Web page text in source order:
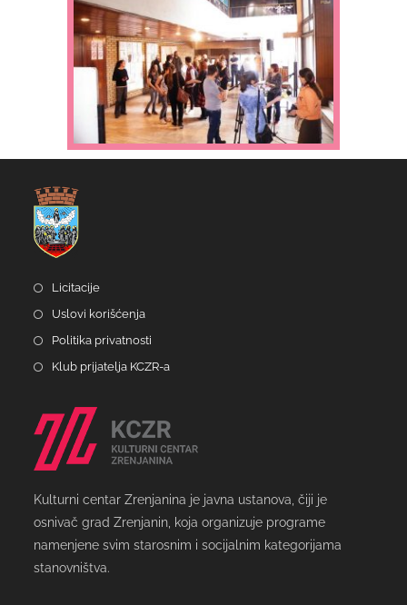
Licitacije
Uslovi korišćenja
Politika privatnosti
Klub prijatelja KCZR-a
Kulturni centar Zrenjanina je javna ustanova, čiji je
osnivač grad Zrenjanin, koja organizuje programe
namenjene svim starosnim i socijalnim kategorijama
stanovništva.